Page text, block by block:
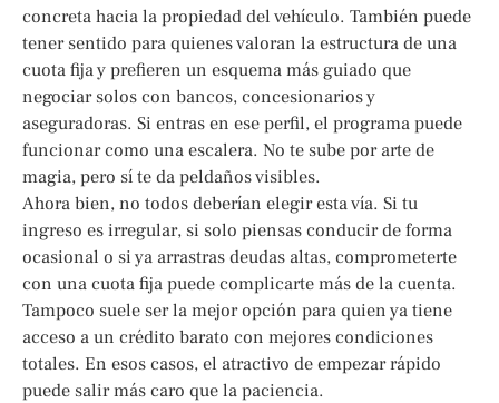
concreta hacia la propiedad del vehículo. También puede
tener sentido para quienes valoran la estructura de una
cuota fija y prefieren un esquema más guiado que
negociar solos con bancos, concesionarios y
aseguradoras. Si entras en ese perfil, el programa puede
funcionar como una escalera. No te sube por arte de
magia, pero sí te da peldaños visibles.
Ahora bien, no todos deberían elegir esta vía. Si tu
ingreso es irregular, si solo piensas conducir de forma
ocasional o si ya arrastras deudas altas, comprometerte
con una cuota fija puede complicarte más de la cuenta.
Tampoco suele ser la mejor opción para quien ya tiene
acceso a un crédito barato con mejores condiciones
totales. En esos casos, el atractivo de empezar rápido
puede salir más caro que la paciencia.